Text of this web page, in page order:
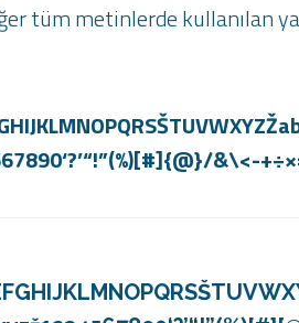
tüm metinlerde kullanılan
&\<-